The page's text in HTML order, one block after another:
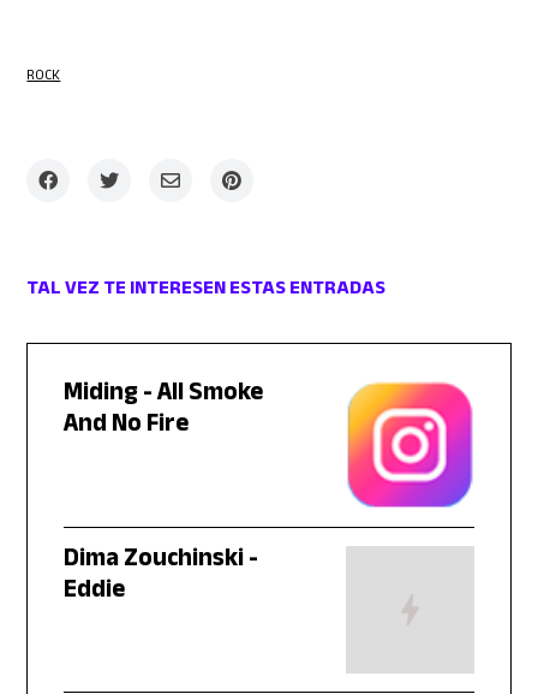
ROCK
TAL VEZ TE INTERESEN ESTAS ENTRADAS
Miding - All Smoke
And No Fire
Dima Zouchinski -
Eddie